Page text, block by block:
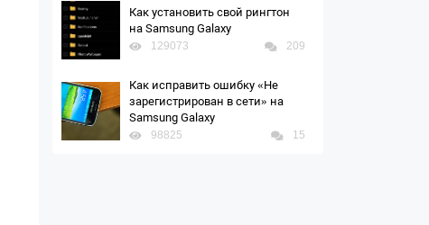
Как установить свой рингтон
на Samsung Galaxy
129073 209
Как исправить ошибку «Не
зарегистрирован в сети» на
Samsung Galaxy
98825 15